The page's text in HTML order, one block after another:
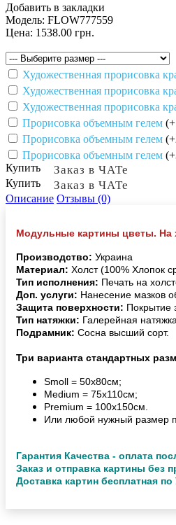
Добавить в закладки
Модель: FLOW777559
Цена: 1538.00 грн.
Художественная прорисовка
Художественная прорисовка
Художественная прорисовка
Прорисовка объемным гелем
Прорисовка объемным гелем
Прорисовка объемным гелем
Купить
Заказ в ЧАТе
Купить Заказ в ЧАТе
Описание Отзывы (0)
Модульные картины цветы. На
Производство: Украина
Материал: Холст (100% Хлопок
Тип исполнения: Печать на
Доп. услуги: Нанесение мазков
Защита поверхности: Покрытие
Тип натяжки: Галерейная
Подрамник: Сосна высший сорт.
Три варианта стандартных
Smoll = 50х80см;
Medium = 75х110см;
Premium = 100х150см.
Или любой нужный размер
Гарантия Качества - оплата
Заказ и отправка картины без
Доставка картин бесплатная по